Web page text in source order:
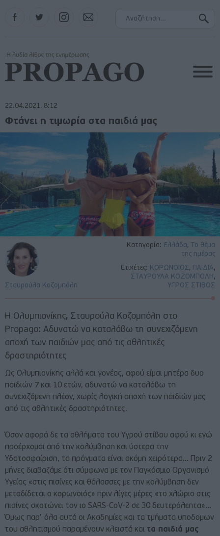
Instagram
22.04.2021, 8:12
Κατηγορία: Ελλάδα,
Το θέμα
της ημέρας
Ετικέτες: ΚΟΡΩΝΟΙΟΣ, ΠΑΙΔΙΑ,
ΣΤΑΥΡΟΥΛΑ ΚΟΖΟΜΠΟΛΗ ,
ΥΓΡΟΣ ΣΤΙΒΟΣ
Σταυρούλα Κοζομπόλη
Φτάνει η τιμωρία στα παιδιά μας
Η Ολυμπιονίκης, Σταυρούλα Κοζομπόλη στο
Propago: Αδυνατώ να καταλάβω τη συνεχιζόμενη
αποχή των παιδιών μας από τις αθλητικές
δραστηριότητες
Ως Ολυμπιονίκης αλλά και γονέας, αφού είμαι μητέρα δυο
παιδιών 7 και 10 ετών, αδυνατώ να καταλάβω τη
συνεχιζόμενη πλέον, χωρίς λογική αποχή των παιδιών μας
από τις αθλητικές δραστηριότητες.
Όσον αφορά δε τα αθλήματα του Υγρού στίβου αφού κι εγώ
προέρχομαι από την κολύμβηση και ύστερα την
Υδατοσφαίριση, τα πράγματα είναι ακόμη χειρότερα… Πριν 2
μήνες διαβαζάμε ότι σύμφωνα με τον Παγκόσμιο Οργανισμό
Υγείας «στις πισίνες και θάλασσες με την κολύμβηση δεν
μεταδίδεται ο κορωνοιός» πριν λίγες μέρες «το χλώριο στις
πισίνες σκοτώνει τον ιο SARS-CoV-2 σε 30 δευτερόλεπτα»…
Όμως παρ’ όλα αυτά οι Ακαδημίες και τα τμήματα υποδομων
του αθλητισμού παραμένουν κλειστά και τα παιδιά μας